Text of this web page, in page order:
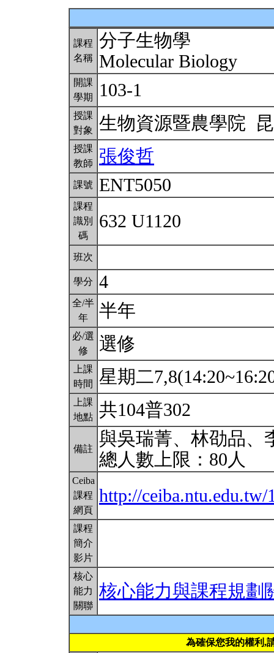
課程
名稱
分子生物學
Molecular Biology
開課
學期
103-1
授課
對象
生物資源暨農學院
授課
教師
張俊哲
課號 ENT5050
課程
識別
碼
632 U1120
班次
學分 4
全/半
年
半年
必/選
修
選修
上課
時間
星期二
上課
地點 共104普302
備註
與吳瑞菁、林劭品、
總人數上限：80人
Ceiba
課程
網頁
http://
課程
簡介
影片
核心
能力
關聯
核心能力與課程規劃
為確保您我的權利,